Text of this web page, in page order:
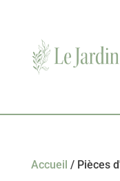
Accueil / Pièces